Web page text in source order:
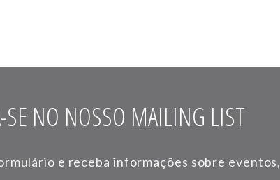
SE NO NOSSO MAILING LIST
e receba informações sobre eventos,